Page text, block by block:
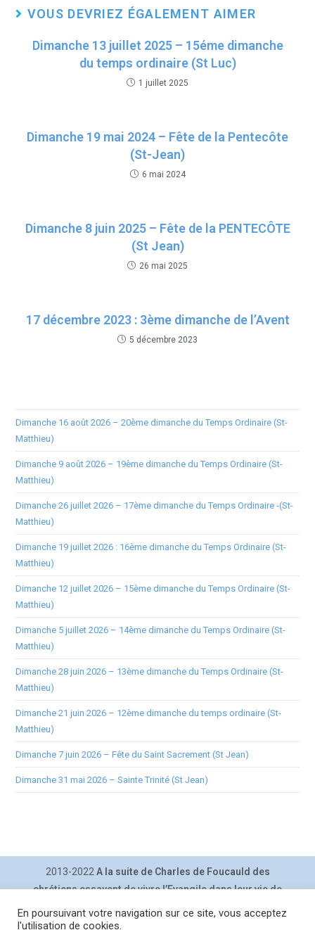
er b
o
o
s
A
p
VOUS DEVRIEZ ÉGALEMENT AIMER
Dimanche 13 juillet 2025 – 15éme dimanche
du temps ordinaire (St Luc)
1 juillet 2025
Dimanche 19 mai 2024 – Fête de la Pentecôte
(St-Jean)
6 mai 2024
Dimanche 8 juin 2025 – Fête de la PENTECÔTE
(St Jean)
26 mai 2025
17 décembre 2023 : 3ème dimanche de l’Avent
5 décembre 2023
Dimanche 16 août 2026 – 20ème dimanche du Temps Ordinaire (St-
Matthieu)
Dimanche 9 août 2026 – 19ème dimanche du Temps Ordinaire (St-
Matthieu)
Dimanche 26 juillet 2026 – 17ème dimanche du Temps Ordinaire -(St-
Matthieu)
Dimanche 19 juillet 2026 : 16ème dimanche du Temps Ordinaire (St-
Matthieu)
Dimanche 12 juillet 2026 – 15ème dimanche du Temps Ordinaire (St-
Matthieu)
Dimanche 5 juillet 2026 – 14ème dimanche du Temps Ordinaire (St-
Matthieu)
Dimanche 28 juin 2026 – 13ème dimanche du Temps Ordinaire (St-
Matthieu)
Dimanche 21 juin 2026 – 12ème dimanche du temps ordinaire (St-
Matthieu)
Dimanche 7 juin 2026 – Fête du Saint Sacrement (St Jean)
Dimanche 31 mai 2026 – Sainte Trinité (St Jean)
2013-2022 A la suite de Charles de Foucauld des
chrétiens essayent de vivre l’Evangile dans leur vie de
tous les jours.
Contact|Inscription lettre
En poursuivant votre navigation sur ce site, vous acceptez
l'utilisation de cookies.